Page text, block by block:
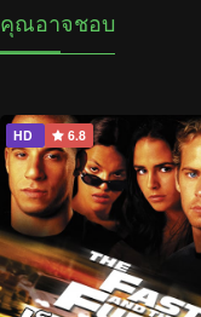
คุณอาจชอบ
HD 6.8